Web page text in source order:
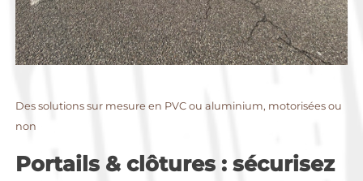
Des solutions sur mesure en PVC ou aluminium, motorisées ou
non
Portails & clôtures : sécurisez